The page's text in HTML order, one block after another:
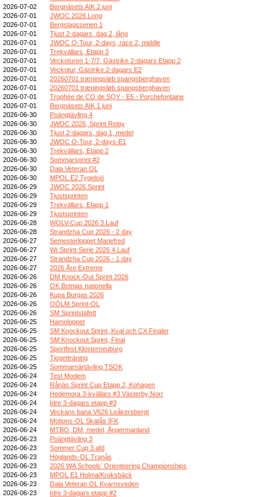
2026-07-02
Bergnäsets AIK 2 juni
2026-07-01
JWOC 2026 Long
2026-07-01
Bergslagsserien 1
2026-07-01
Tjust 2-dagars, dag 2, lång
2026-07-01
JWOC O-Tour, 2-days, race 2, middle
2026-07-01
Trekvällars, Etapp 3
2026-07-01
Veckoturen 1-7/7, Gästrike 2-dagars Etapp 2
2026-07-01
Veckotur, Gästrike 2-dagars E2
2026-07-01
20260701 træningsløb spangsberghaven
2026-07-01
20260701 træningsløb spangsberghaven
2026-07-01
Trophée de CO de SQY - E5 - Porchefontaine
2026-07-01
Bergnäsets AIK 1 juni
2026-06-30
Poängtävling 4
2026-06-30
JWOC 2026, Sprint Relay
2026-06-30
Tjust 2-dagars, dag 1, medel
2026-06-30
JWOC O-Tour, 2-days-E1
2026-06-30
Trekvällars, Etapp 2
2026-06-30
Sommarsprint #2
2026-06-30
Dala Veteran OL
2026-06-30
MPOL E2 Tygelsjö
2026-06-29
JWOC 2026 Sprint
2026-06-29
Tjustsprinten
2026-06-29
Trekvällars, Etapp 1
2026-06-29
Tjustsprinten
2026-06-28
WOLV-Cup 2026 3.Lauf
2026-06-28
Strandzha Cup 2026 - 2 day
2026-06-27
Semesterloppet Mariefred
2026-06-27
Wr.Sprint-Serie 2026 4.Lauf
2026-06-27
Strandzha Cup 2026 - 1 day
2026-06-27
2026 Åre Extreme
2026-06-26
DM Knock-Out Sprint 2026
2026-06-26
OK Botnias nationella
2026-06-26
Kupa Burgas 2026
2026-06-26
OÖLM Sprint-OL
2026-06-26
SM Sprintstafett
2026-06-25
Hamnloppet
2026-06-25
SM Knockout Sprint, Kval och CX Finaler
2026-06-25
SM Knockout Sprint, Final
2026-06-25
Sportfest Klosterneuburg
2026-06-25
Tjogetträning
2026-06-25
Sommarnärtävling TSOK
2026-06-24
Test Modem
2026-06-24
Rånäs Sprint Cup Etapp 2, Kohagen
2026-06-24
Hedemora 3-kvällars #3 Västerby Norr
2026-06-24
Idre 3-dagars etapp #3
2026-06-24
Veckans bana V626 Leåkersbergt
2026-06-24
Motions-OL Skatås IFK
2026-06-24
MTBO, DM, medel, Ångermanland
2026-06-23
Poängtävling 3
2026-06-23
Sommer Cup 3.afd
2026-06-23
Höglands-OL Tranås
2026-06-23
2026 WA Schools’ Orienteering Championships
2026-06-23
MPOL E1 Holma/Kroksbäck
2026-06-23
Dala Veteran OL Kvarnsveden
2026-06-23
Idre 3-dagars etapp #2